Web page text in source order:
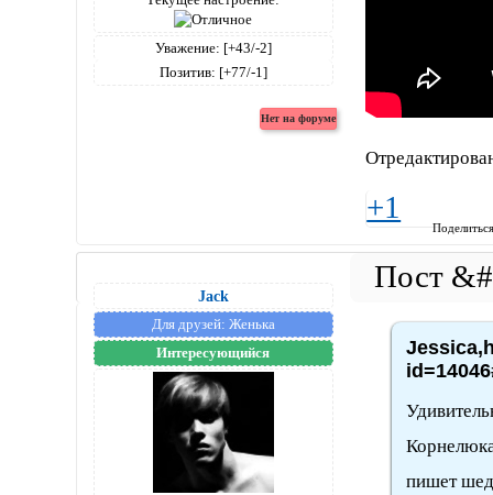
Уважение: [+43/-2]
Позитив: [+77/-1]
+1
Jack
Для друзей: Женька
Интересующийся
пишет